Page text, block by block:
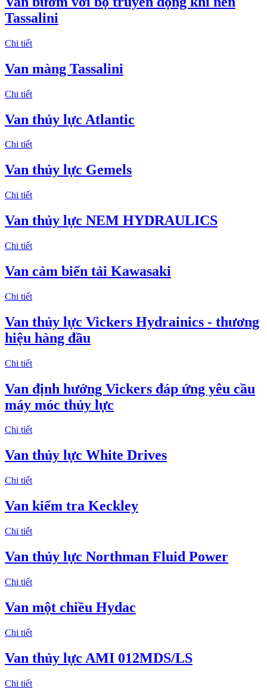
Tassalini
Chi tiết
Van màng Tassalini
Chi tiết
Van thủy lực Atlantic
Chi tiết
Van thủy lực Gemels
Chi tiết
Van thủy lực NEM HYDRAULICS
Chi tiết
Van cảm biến tải Kawasaki
Chi tiết
Van thủy lực Vickers Hydrainics - thương
hiệu hàng đầu
Chi tiết
Van định hướng Vickers đáp ứng yêu cầu
máy móc thủy lực
Chi tiết
Van thủy lực White Drives
Chi tiết
Van kiểm tra Keckley
Chi tiết
Van thủy lực Northman Fluid Power
Chi tiết
Van một chiều Hydac
Chi tiết
Van thủy lực AMI 012MDS/LS
Chi tiết